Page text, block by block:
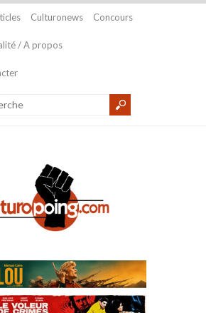
Culturonews Concours
/ A propos